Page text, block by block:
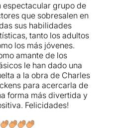
Álex Herrador(vigila
jutge, titellaire...),
Janoher(mestressa
serventa...),
Mur(noia del
mestressa,
Judith
(Sor Bumble,
mercadera...) i
Bardella(swing noies).
de dir que tots ells fan
feina espectacular,
ballen (ballet, jazz,
espectacular grupo de
que sobresalen en
sus habilidades
tanto los adultos
los más jóvenes.
amante de los
le han dado una
a la obra de Charles
para acercarla de
forma más divertida y
Felicidades!